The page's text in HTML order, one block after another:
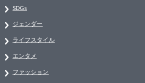
SDGs
ジェンダー
ライフスタイル
エンタメ
ファッション